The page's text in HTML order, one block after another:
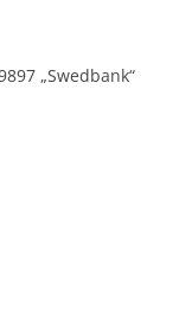
„Swedbank“